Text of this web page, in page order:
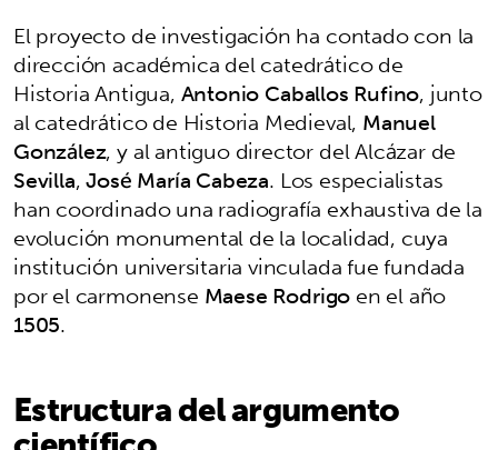
El proyecto de investigación ha contado con la
dirección académica del catedrático de
Historia Antigua,Antonio Caballos Rufino, junto
al catedrático de Historia Medieval, Manuel
González, y al antiguo director del Alcázar de
Sevilla,José María Cabeza. Los especialistas
han coordinado una radiografía exhaustiva de la
evolución monumental de la localidad, cuya
institución universitaria vinculada fue fundada
por el carmonense Maese Rodrigoen el año
1505.
Estructura del argumento